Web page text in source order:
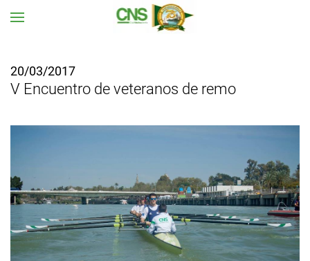
20/03/2017
V Encuentro de veteranos de remo